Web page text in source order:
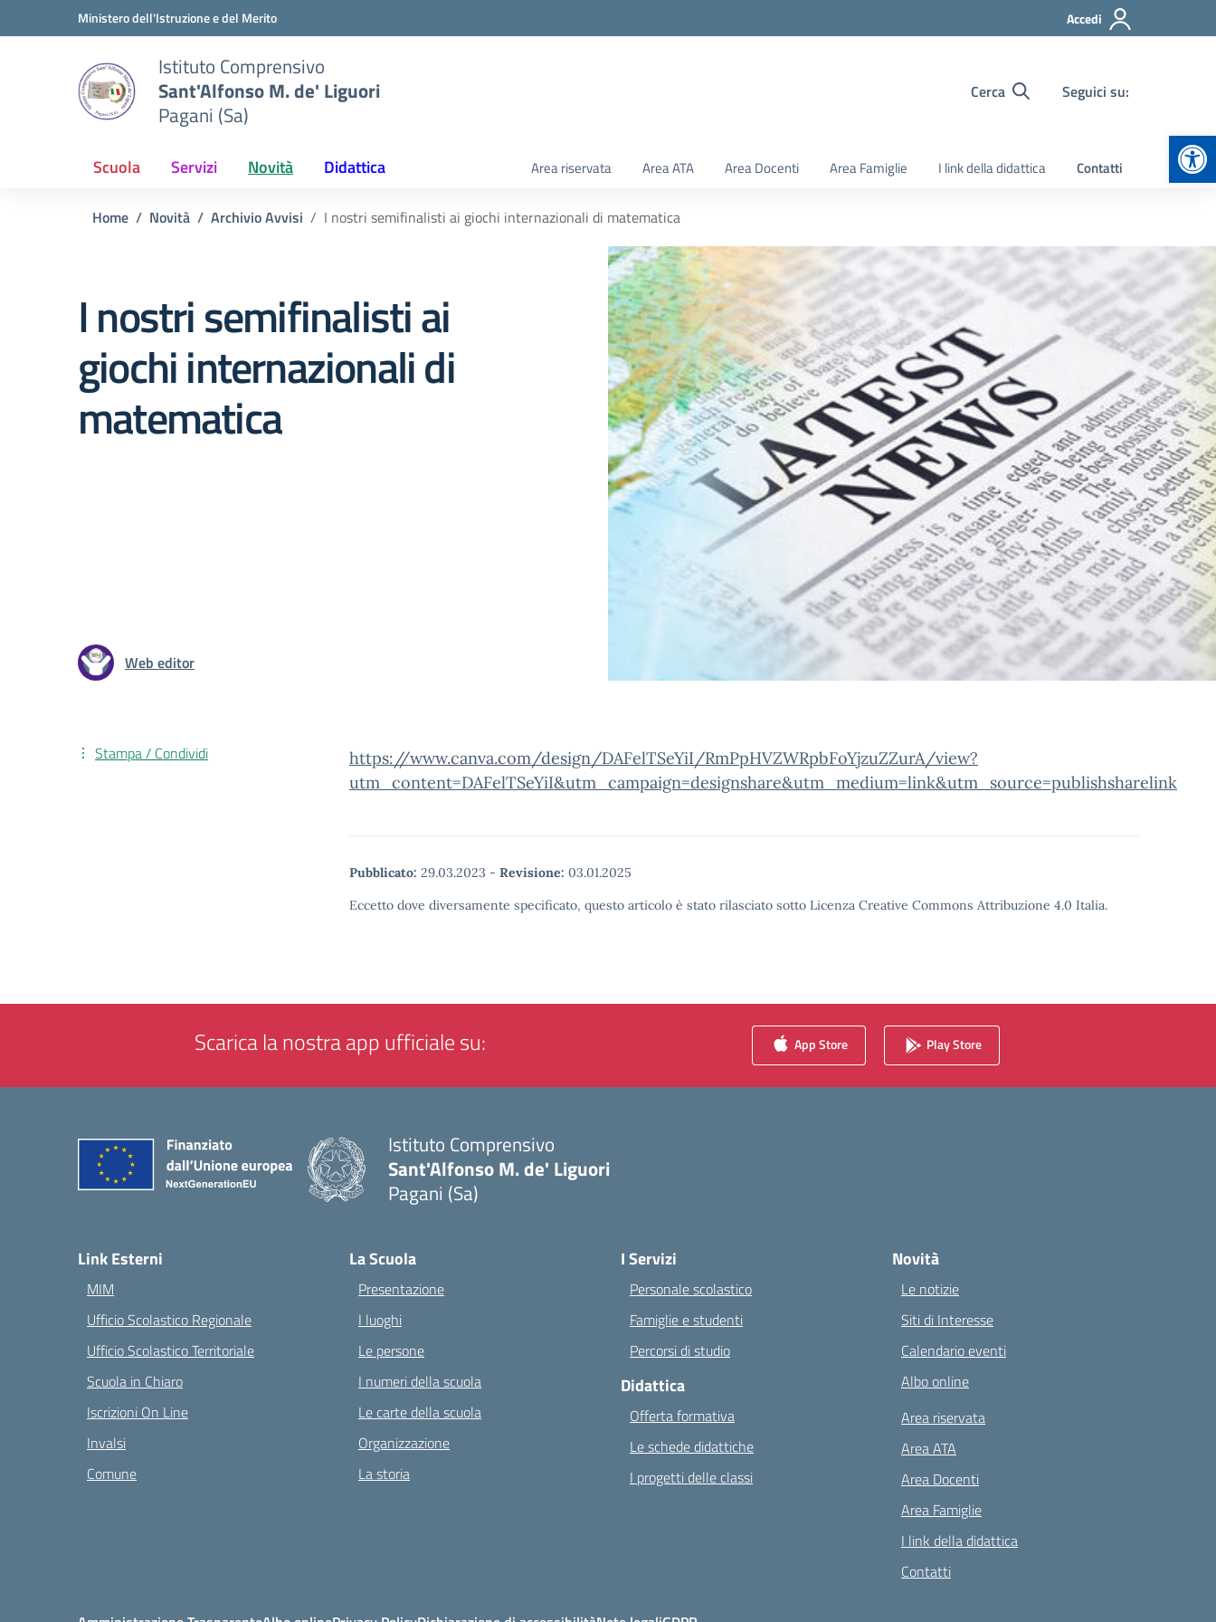
Vai ai contenuti
Vai al menu di navigazioneMinistero dell'Istruzione e del Merito Accedi
Istituto Comprensivo
Sant'Alfonso M. de' Liguori
Pagani (Sa)
Cerca Seguici su:
Scuola Servizi Novità Didattica Area riservata Area ATA Area Docenti Area Famiglie I link della didattica Contatti
Home Novità Archivio Avvisi I nostri semifinalisti ai giochi internazionali di matematica
I nostri semifinalisti ai
giochi internazionali di
matematica
Web editor
https://www.canva.com/design/DAFelTSeYiI/RmPpHVZWRpbFoYjzuZZurA/view?
utm_content=DAFelTSeYiI&utm_campaign=designshare&utm_medium=link&utm_source=publishsharelink
Pubblicato: 29.03.2023 - Revisione: 03.01.2025
Eccetto dove diversamente specificato, questo articolo è stato rilasciato sotto Licenza Creative Commons Attribuzione 4.0 Italia.
Stampa / Condividi
Scarica la nostra app ufficiale su: App Store Play Store
Istituto Comprensivo
Sant'Alfonso M. de' Liguori
Pagani (Sa)
Link Esterni
MIM
Ufficio Scolastico Regionale
Ufficio Scolastico Territoriale
Scuola in Chiaro
Iscrizioni On Line
Invalsi
Comune
La Scuola
Presentazione
I luoghi
Le persone
I numeri della scuola
Le carte della scuola
Organizzazione
La storia
I Servizi
Personale scolastico
Famiglie e studenti
Percorsi di studio
Didattica
Offerta formativa
Le schede didattiche
I progetti delle classi
Novità
Le notizie
Siti di Interesse
Calendario eventi
Albo online
Area riservata
Area ATA
Area Docenti
Area Famiglie
I link della didattica
Contatti